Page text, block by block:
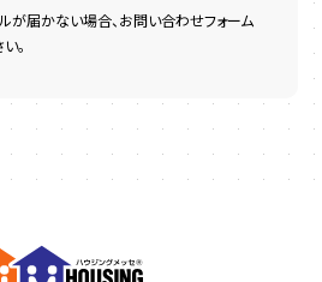
が届かない場合、お問い合わせフォーム
。